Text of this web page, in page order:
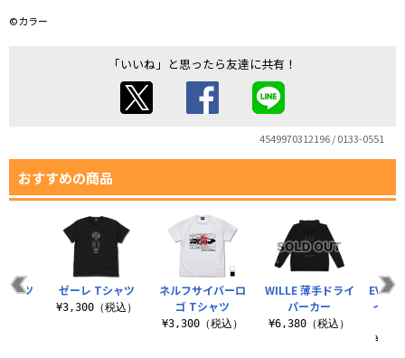
©カラー
「いいね」と思ったら友達に共有！
4549970312196 / 0133-0551
おすすめの商品
ネルフサイバーロ
ゴ Tシャツ
¥3,300（税込）
WILLE 薄手ドライ
パーカー
¥6,380（税込）
イア
ャツ
ゼーレ Tシャツ
¥3,300（税込）